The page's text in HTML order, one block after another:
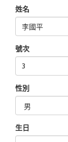
姓名
號次
性別
生日